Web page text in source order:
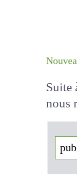
nous
!